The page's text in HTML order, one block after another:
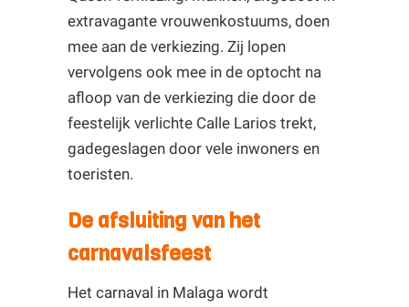
extravagante vrouwenkostuums, doen
mee aan de verkiezing. Zij lopen
vervolgens ook mee in de optocht na
afloop van de verkiezing die door de
feestelijk verlichte Calle Larios trekt,
gadegeslagen door vele inwoners en
toeristen.
De afsluiting van het
carnavalsfeest
Het carnaval in Malaga wordt